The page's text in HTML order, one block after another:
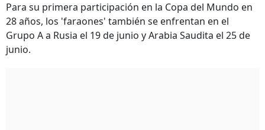
Para su primera participación en la Copa del Mundo en
28 años, los 'faraones' también se enfrentan en el
Grupo A a Rusia el 19 de junio y Arabia Saudita el 25 de
junio.